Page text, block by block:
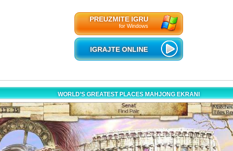
PREUZMITE IGRU
for Windows
IGRAJTE ONLINE
WORLD’S GREATEST PLACES MAHJONG EKRANI